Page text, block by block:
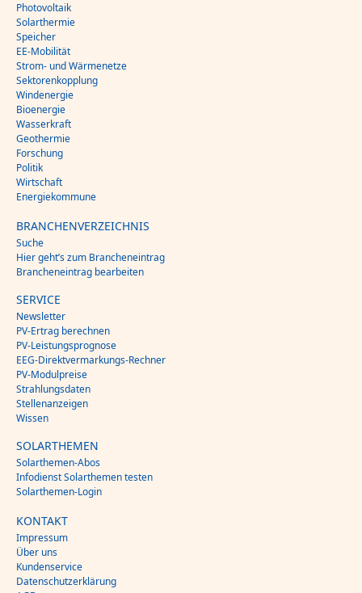
Photovoltaik
Solarthermie
Speicher
EE-Mobilität
Strom- und Wärmenetze
Sektorenkopplung
Windenergie
Bioenergie
Wasserkraft
Geothermie
Forschung
Politik
Wirtschaft
Energiekommune
BRANCHENVERZEICHNIS
Suche
Hier geht’s zum Brancheneintrag
Brancheneintrag bearbeiten
SERVICE
Newsletter
PV-Ertrag berechnen
PV-Leistungsprognose
EEG-Direktvermarkungs-Rechner
PV-Modulpreise
Strahlungsdaten
Stellenanzeigen
Wissen
SOLARTHEMEN
Solarthemen-Abos
Infodienst Solarthemen testen
Solarthemen-Login
KONTAKT
Impressum
Über uns
Kundenservice
Datenschutzerklärung